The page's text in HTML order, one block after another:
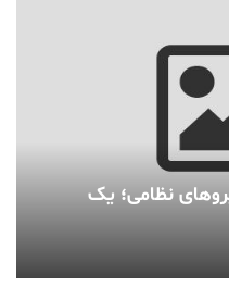
نظامی؛ یک